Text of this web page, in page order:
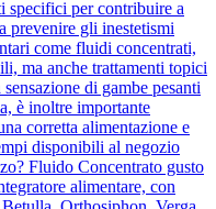
specifici per contribuire a
prevenire gli inestetismi
come fluidi concentrati,
ma anche trattamenti topici
di gambe pesanti
è inoltre importante
corretta alimentazione e
disponibili al negozio
Fluido Concentrato gusto
alimentare, con